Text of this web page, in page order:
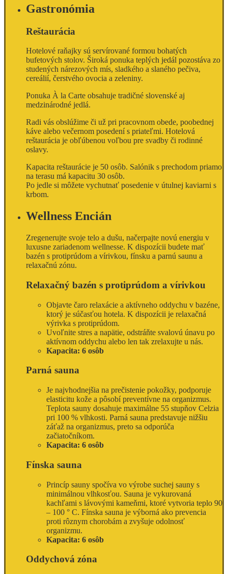
Gastronómia
Reštaurácia
Hotelové raňajky sú servírované formou bohatých
bufetových stolov. Široká ponuka teplých jedál pozostáva zo
studených nárezových mís, sladkého a slaného pečiva,
cereálií, čerstvého ovocia a zeleniny.
Ponuka À la Carte obsahuje tradičné slovenské aj
medzinárodné jedlá.
Radi vás obslúžime či už pri pracovnom obede, poobednej
káve alebo večernom posedení s priateľmi. Hotelová
reštaurácia je obľúbenou voľbou pre svadby či rodinné
oslavy.
Kapacita reštaurácie je 50 osôb. Salónik s prechodom priamo
na terasu má kapacitu 30 osôb.
Po jedle si môžete vychutnať posedenie v útulnej kaviarni s
krbom.
Wellness Encián
Zregenerujte svoje telo a dušu, načerpajte novú energiu v
luxusne zariadenom wellnesse. K dispozícii budete mať
bazén s protiprúdom a vírivkou, fínsku a parnú saunu a
relaxačnú zónu.
Relaxačný bazén s protiprúdom a vírivkou
Objavte čaro relaxácie a aktívneho oddychu v bazéne,
ktorý je súčasťou hotela. K dispozícii je relaxačná
výrivka s protiprúdom.
Uvoľnite stres a napätie, odstráňte svalovú únavu po
aktívnom oddychu alebo len tak zrelaxujte u nás.
Kapacita: 6 osôb
Parná sauna
Je najvhodnejšia na prečistenie pokožky, podporuje
elasticitu kože a pôsobí preventívne na organizmus.
Teplota sauny dosahuje maximálne 55 stupňov Celzia
pri 100 % vlhkosti. Parná sauna predstavuje nižšiu
záťaž na organizmus, preto sa odporúča
začiatočníkom.
Kapacita: 6 osôb
Fínska sauna
Princíp sauny spočíva vo výrobe suchej sauny s
minimálnou vlhkosťou. Sauna je vykurovaná
kachľami s lávovými kameňmi, ktoré vytvoria teplo 90
– 100 ° C. Fínska sauna je výborná ako prevencia
proti rôznym chorobám a zvyšuje odolnosť
organizmu.
Kapacita: 6 osôb
Oddychová zóna